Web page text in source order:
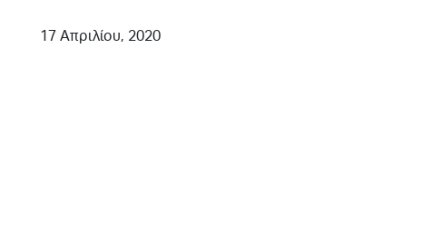
17 Απριλίου, 2020